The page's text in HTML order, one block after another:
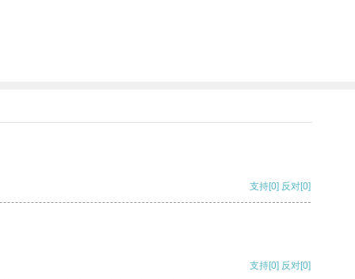
支持[0] 反对[0]
支持[0] 反对[0]